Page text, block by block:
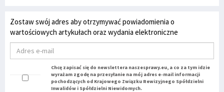
Zostaw swój adres aby otrzymywać powiadomienia o
wartościowych artykułach oraz wydania elektroniczne
Chcę zapisać się do newslettera naszesprawy.eu, a co za tym idzie
wyrażam zgodę na przesyłanie na mój adres e-mail informacji
pochodzących od Krajowego Związku Rewizyjnego Spółdzielni
Inwalidów i Spółdzielni Niewidomych.